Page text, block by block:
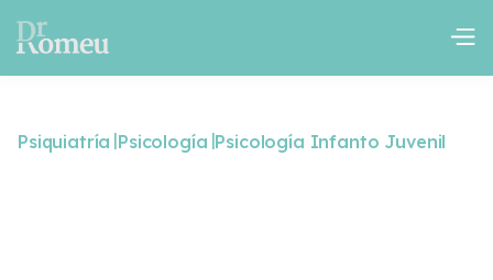
Psiquiatría |Psicología |Psicología Infanto Juvenil